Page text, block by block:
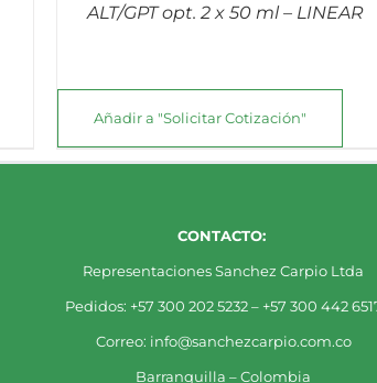
ALT/GPT opt. 2 x 50 ml – LINEAR
Añadir a "Solicitar Cotización"
CONTACTO:
Representaciones Sanchez Carpio Ltda
Pedidos: +57 300 202 5232 – +57 300 442
Correo: info@sanchezcarpio.com.co
Barranquilla – Colombia